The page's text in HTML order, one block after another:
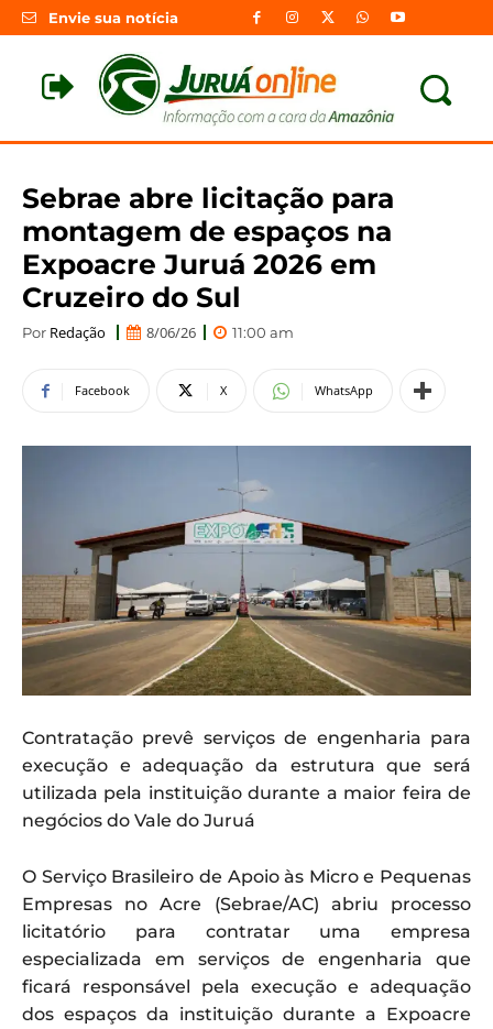
Envie sua notícia
Sebrae abre licitação para
montagem de espaços na
Expoacre Juruá 2026 em
Cruzeiro do Sul
Por Redação 8/06/26 11:00 am
Facebook X WhatsApp
Contratação prevê serviços de engenharia para
execução e adequação da estrutura que será
utilizada pela instituição durante a maior feira de
negócios do Vale do Juruá
O Serviço Brasileiro de Apoio às Micro e Pequenas
Empresas no Acre (Sebrae/AC) abriu processo
licitatório para contratar uma empresa
especializada em serviços de engenharia que
ficará responsável pela execução e adequação
dos espaços da instituição durante a Expoacre